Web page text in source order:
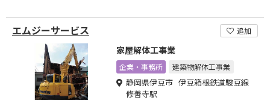
エムジーサービス 追加
家屋解体工事業
企業・事務所 建築物解体工事業
静岡県伊豆市 伊豆箱根鉄道駿豆線
修善寺駅